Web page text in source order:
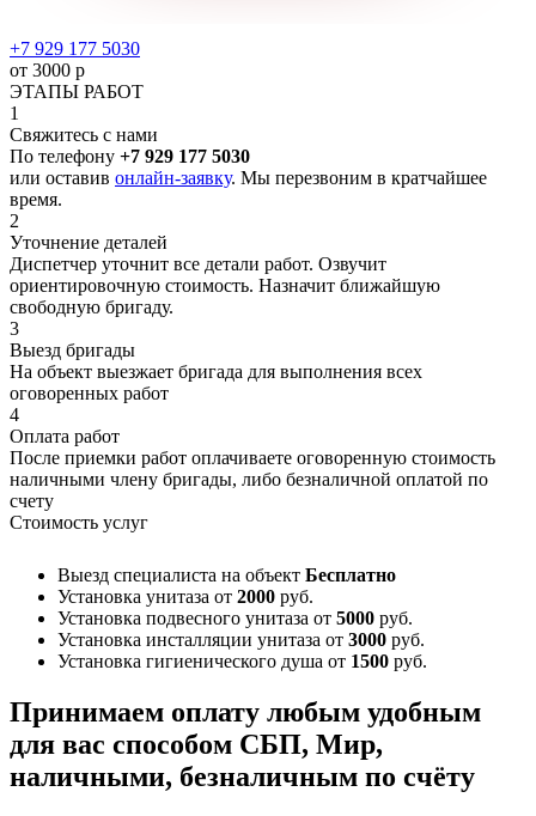
+7 929 177 5030
от 3000 р
ЭТАПЫ РАБОТ
1
Свяжитесь с нами
По телефону +7 929 177 5030
или оставив онлайн-заявку. Мы перезвоним в кратчайшее
время.
2
Уточнение деталей
Диспетчер уточнит все детали работ. Озвучит
ориентировочную стоимость. Назначит ближайшую
свободную бригаду.
3
Выезд бригады
На объект выезжает бригада для выполнения всех
оговоренных работ
4
Оплата работ
После приемки работ оплачиваете оговоренную стоимость
наличными члену бригады, либо безналичной оплатой по
счету
Стоимость услуг
Выезд специалиста на объект Бесплатно
Установка унитаза от 2000 руб.
Установка подвесного унитаза от 5000 руб.
Установка инсталляции унитаза от 3000 руб.
Установка гигиенического душа от 1500 руб.
Принимаем оплату любым удобным
для вас способом СБП, Мир,
наличными, безналичным по счёту